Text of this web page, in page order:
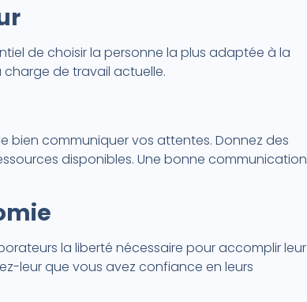
de choisir la personne la plus adaptée à la
de travail actuelle.
bien communiquer vos attentes. Donnez des
disponibles. Une bonne communication
la liberté nécessaire pour accomplir leur
leur que vous avez confiance en leurs